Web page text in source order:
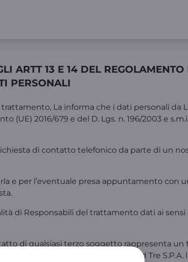
ARTT 13 E 14 DEL
PERSONALI
trattamento, La informa che i dati personali da
2016/679 e del D. Lgs. n. 196/2003 e
di contatto telefonico da parte di un
e per l’eventuale presa appuntamento con
di Responsabili del trattamento dati ai
di qualsiasi terzo soggetto rappresenta
di legge e conferendo a Wind Tre S.P.A.